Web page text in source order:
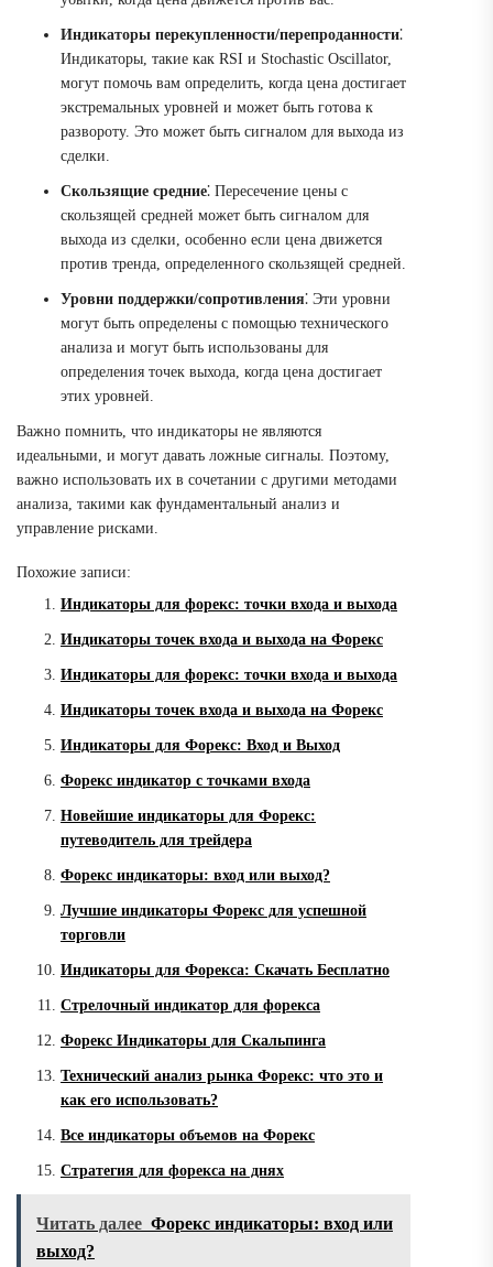
Индикаторы перекупленности/перепроданности⁚
Индикаторы, такие как RSI и Stochastic Oscillator,
могут помочь вам определить, когда цена достигает
экстремальных уровней и может быть готова к
развороту. Это может быть сигналом для выхода из
сделки.
Скользящие средние⁚ Пересечение цены с
скользящей средней может быть сигналом для
выхода из сделки, особенно если цена движется
против тренда, определенного скользящей средней.
Уровни поддержки/сопротивления⁚ Эти уровни
могут быть определены с помощью технического
анализа и могут быть использованы для
определения точек выхода, когда цена достигает
этих уровней.
Важно помнить, что индикаторы не являются
идеальными, и могут давать ложные сигналы. Поэтому,
важно использовать их в сочетании с другими методами
анализа, такими как фундаментальный анализ и
управление рисками.
Похожие записи:
Индикаторы для форекс: точки входа и выхода
Индикаторы точек входа и выхода на Форекс
Индикаторы для форекс: точки входа и выхода
Индикаторы точек входа и выхода на Форекс
Индикаторы для Форекс: Вход и Выход
Форекс индикатор с точками входа
Новейшие индикаторы для Форекс:
путеводитель для трейдера
Форекс индикаторы: вход или выход?
Лучшие индикаторы Форекс для успешной
торговли
Индикаторы для Форекса: Скачать Бесплатно
Стрелочный индикатор для форекса
Форекс Индикаторы для Скальпинга
Технический анализ рынка Форекс: что это и
как его использовать?
Все индикаторы объемов на Форекс
Стратегия для форекса на днях
Читать далее Форекс индикаторы: вход или
выход?